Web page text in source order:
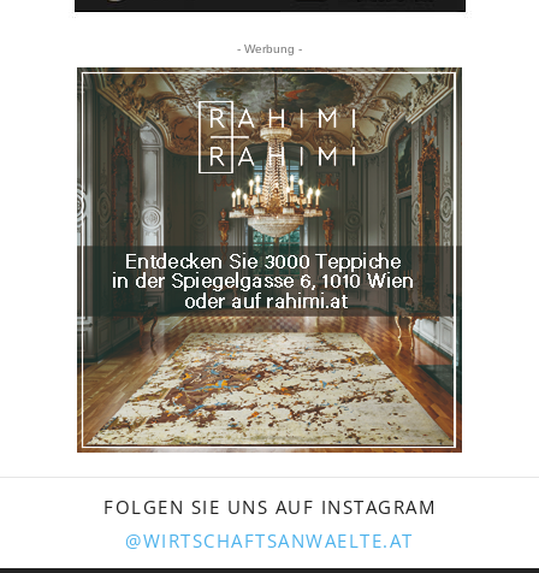
- Werbung -
FOLGEN SIE UNS AUF INSTAGRAM
@WIRTSCHAFTSANWAELTE.AT